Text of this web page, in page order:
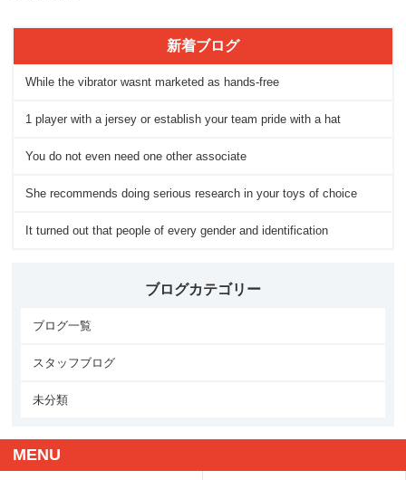
新着ブログ
While the vibrator wasnt marketed as hands-free
1 player with a jersey or establish your team pride with a hat
You do not even need one other associate
She recommends doing serious research in your toys of choice
It turned out that people of every gender and identification
ブログカテゴリー
ブログ一覧
スタッフブログ
未分類
MENU